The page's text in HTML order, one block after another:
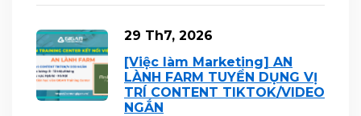
29 Th7, 2026
[Việc làm Marketing] AN
LÀNH FARM TUYỂN DỤNG VỊ
TRÍ CONTENT TIKTOK/VIDEO
NGẮN